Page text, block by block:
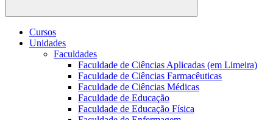
Buscar
Cursos
Unidades
Faculdades
Faculdade de Ciências Aplicadas (em Limeira)
Faculdade de Ciências Farmacêuticas
Faculdade de Ciências Médicas
Faculdade de Educação
Faculdade de Educação Física